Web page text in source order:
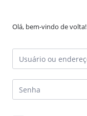
Olá, bem-vindo de volta!